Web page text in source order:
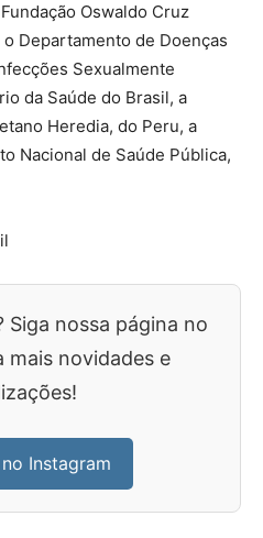
Oswaldo Cruz
Departamento de Doenças
Sexualmente
da Saúde do Brasil, a
Heredia, do Peru, a
Nacional de Saúde Pública,
Siga nossa página no
mais novidades e
Instagram